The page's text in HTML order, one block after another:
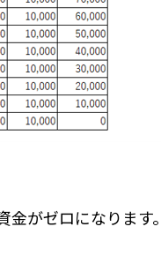
金がゼロになります。